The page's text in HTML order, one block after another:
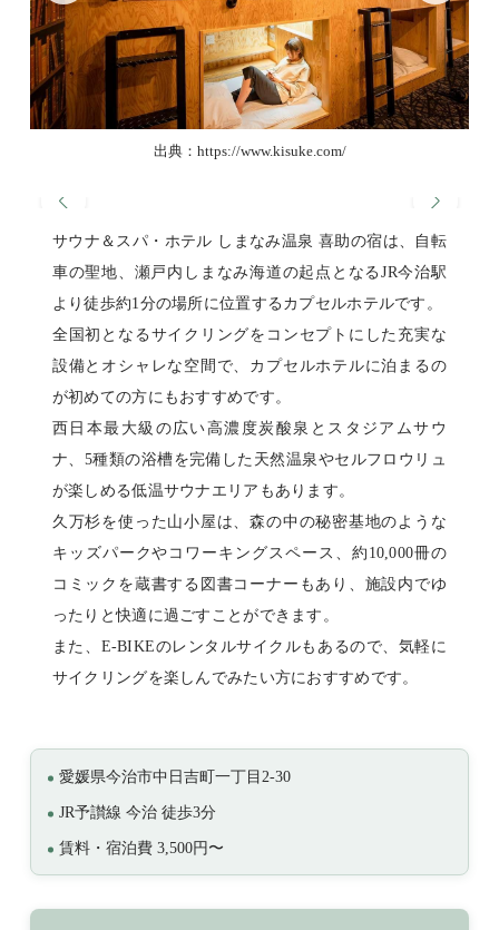
出典：https://www.kisuke.com/
サウナ＆スパ・ホテル しまなみ温泉 喜助の宿は、自転
車の聖地、瀬戸内しまなみ海道の起点となるJR今治駅
より徒歩約1分の場所に位置するカプセルホテルです。
全国初となるサイクリングをコンセプトにした充実な
設備とオシャレな空間で、カプセルホテルに泊まるの
が初めての方にもおすすめです。
西日本最大級の広い高濃度炭酸泉とスタジアムサウ
ナ、5種類の浴槽を完備した天然温泉やセルフロウリュ
が楽しめる低温サウナエリアもあります。
久万杉を使った山小屋は、森の中の秘密基地のような
キッズパークやコワーキングスペース、約10,000冊の
コミックを蔵書する図書コーナーもあり、施設内でゆ
ったりと快適に過ごすことができます。
また、E-BIKEのレンタルサイクルもあるので、気軽に
サイクリングを楽しんでみたい方におすすめです。
愛媛県今治市中日吉町一丁目2-30
JR予讃線 今治 徒歩3分
賃料・宿泊費 3,500円〜